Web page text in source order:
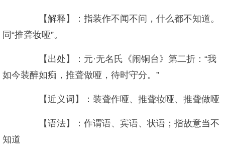
【解释】：指装作不闻不问，什么都不知道。
同“推聋妆哑”。
【出处】：元·无名氏《闹铜台》第二折：“我
如今装醉如痴，推聋做哑，待时守分。”
【近义词】：装聋作哑、推聋妆哑、推聋做哑
【语法】：作谓语、宾语、状语；指故意当不
知道